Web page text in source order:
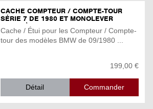
CACHE COMPTEUR / COMPTE-TOUR
SÉRIE 7 DE 1980 ET MONOLEVER
JUSQU'À 1995
Cache / Étui pour les Compteur / Compte-
tour des modèles BMW de 09/1980 ...
199,00 €
Détail